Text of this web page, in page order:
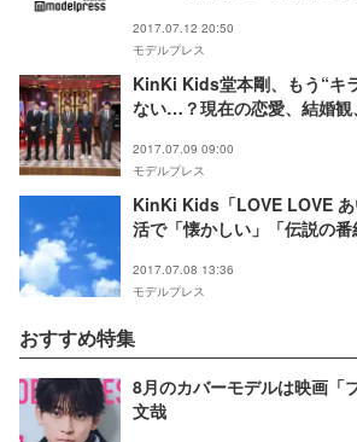
2017.07.12 20:50
モデルプレス
KinKi Kids堂本剛、もう“キ
ない…？現在の恋愛、結婚観
2017.07.09 09:00
モデルプレス
KinKi Kids「LOVE LOVE あ
活で「懐かしい」「伝説の
2017.07.08 13:36
モデルプレス
おすすめ特集
8月のカバーモデルは映画「
文哉